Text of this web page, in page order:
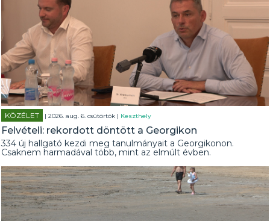
KÖZÉLET | 2026. aug. 6. csütörtök | Keszthely
Felvételi: rekordott döntött a Georgikon
334 új hallgató kezdi meg tanulmányait a Georgikonon.
Csaknem harmadával több, mint az elmúlt évben.